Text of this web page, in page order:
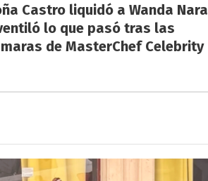
Castro liquidó a Wanda Nara
lo que pasó tras las
de MasterChef Celebrity